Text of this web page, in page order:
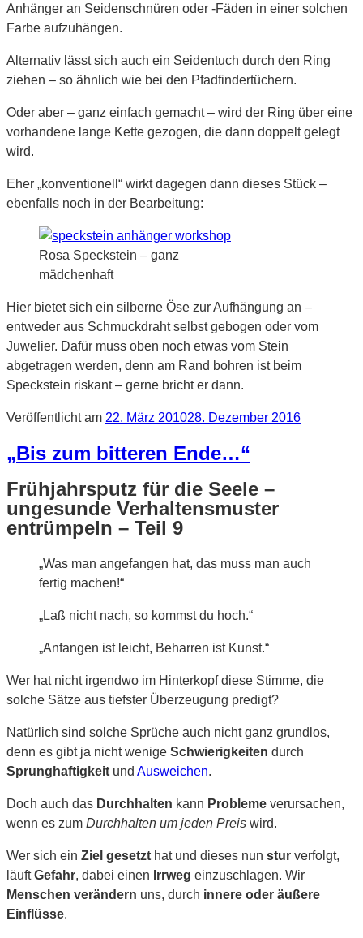
Anhänger an Seidenschnüren oder -Fäden in einer solchen
Farbe aufzuhängen.
Alternativ lässt sich auch ein Seidentuch durch den Ring
ziehen – so ähnlich wie bei den Pfadfindertüchern.
Oder aber – ganz einfach gemacht – wird der Ring über eine
vorhandene lange Kette gezogen, die dann doppelt gelegt
wird.
Eher „konventionell“ wirkt dagegen dann dieses Stück –
ebenfalls noch in der Bearbeitung:
Rosa Speckstein – ganz
mädchenhaft
Hier bietet sich ein silberne Öse zur Aufhängung an –
entweder aus Schmuckdraht selbst gebogen oder vom
Juwelier. Dafür muss oben noch etwas vom Stein
abgetragen werden, denn am Rand bohren ist beim
Speckstein riskant – gerne bricht er dann.
Veröffentlicht am 22. März 201028. Dezember 2016
„Bis zum bitteren Ende…“
Frühjahrsputz für die Seele –
ungesunde Verhaltensmuster
entrümpeln – Teil 9
„Was man angefangen hat, das muss man auch
fertig machen!“
„Laß nicht nach, so kommst du hoch.“
„Anfangen ist leicht, Beharren ist Kunst.“
Wer hat nicht irgendwo im Hinterkopf diese Stimme, die
solche Sätze aus tiefster Überzeugung predigt?
Natürlich sind solche Sprüche auch nicht ganz grundlos,
denn es gibt ja nicht wenige Schwierigkeiten durch
Sprunghaftigkeit und Ausweichen.
Doch auch das Durchhalten kann Probleme verursachen,
wenn es zum Durchhalten um jeden Preis wird.
Wer sich ein Ziel gesetzt hat und dieses nun stur verfolgt,
läuftGefahr, dabei einen Irrweg einzuschlagen. Wir
Menschen verändern uns, durch innere oder äußere
Einflüsse.